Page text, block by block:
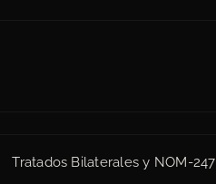
Tratados Bilaterales y NOM-247